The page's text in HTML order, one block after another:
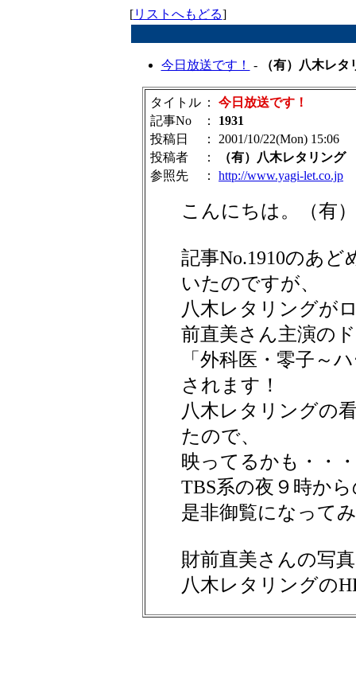
[リストへもどる]
今日放送です！ - （有）八木レタ
タイトル ： 今日放送です！
記事No
： 1931
投稿日
： 2001/10/22(Mon) 15:06
投稿者
：
（有）八木レタリング
参照先
： http://www.yagi-let.co.jp
こんにちは。（有
記事No.1910のあ
いたのですが、
八木レタリングが
前直美さん主演の
「外科医・零子～
されます！
八木レタリングの
たので、
映ってるかも・・
TBS系の夜９時か
是非御覧になって
財前直美さんの写
八木レタリングの